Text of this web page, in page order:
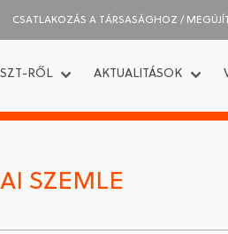
CSATLAKOZÁS A TÁRSASÁGHOZ /
RŐL AKTUALITÁSOK
SZEMLE